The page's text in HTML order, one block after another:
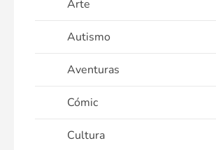
Arte
Autismo
Aventuras
Cómic
Cultura